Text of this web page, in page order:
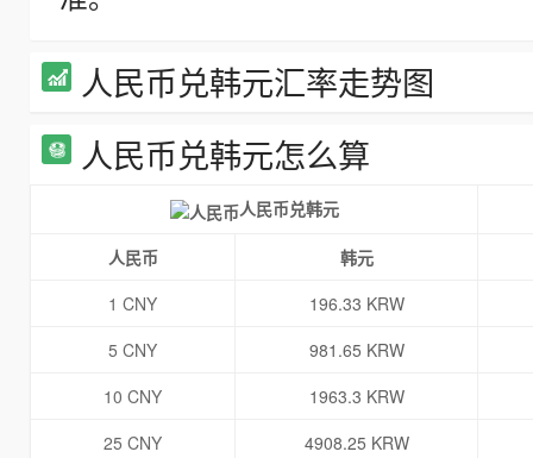
人民币兑韩元汇率走势图
人民币兑韩元怎么算
人民币兑韩元
人民币
韩元
1 CNY
196.33 KRW
5 CNY
981.65 KRW
10 CNY
1963.3 KRW
25 CNY
4908.25 KRW